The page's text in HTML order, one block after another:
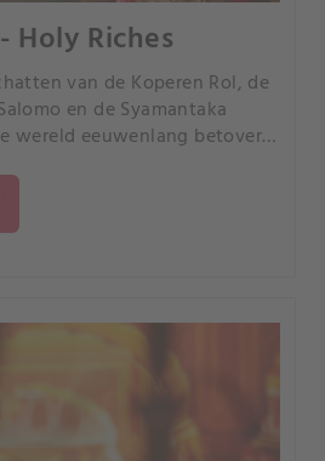
Holy Riches
van de Koperen Rol, de
en de Syamantaka
wereld eeuwenlang betoverd.
om ontdekt te